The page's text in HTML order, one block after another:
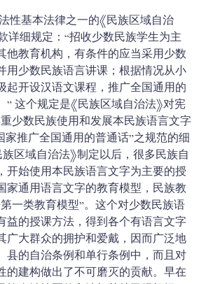
性基本法律之一的《民族区域自治
详细规定：“招收少数民族学生为主
他教育机构，有条件的应当采用少数
用少数民族语言讲课；根据情况从小
起开设汉语文课程，推广全国通用的
这个规定是《民族区域自治法》对宪
少数民族使用和发展本民族语言文字
家推广全国通用的普通话”之规范的细
区域自治法》制定以后，很多民族自
开始使用本民族语言文字为主要的授
家通用语言文字的教育模型，民族教
一类教育模型”。这个对少数民族语
益的授课方法，得到各个有语言文字
广大群众的拥护和爱戴，因而广泛地
县的自治条例和单行条例中，而且对
的建构做出了不可磨灭的贡献。早在